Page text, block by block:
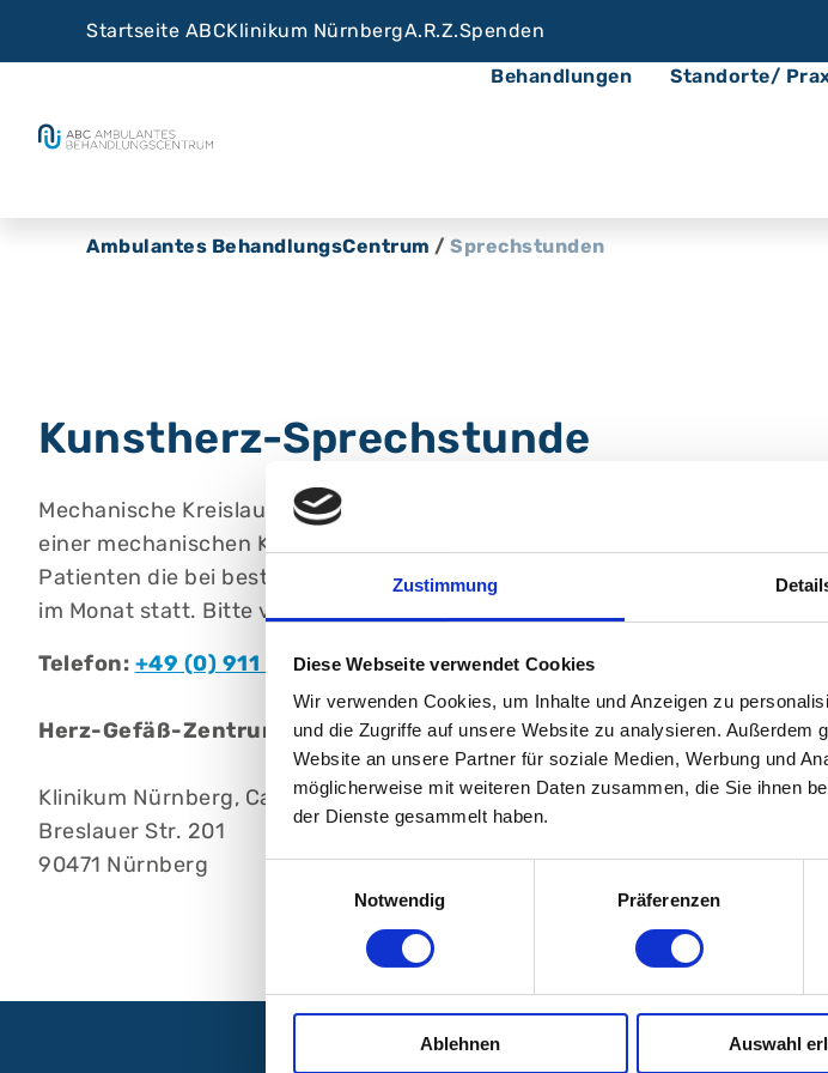
Zustimmung
Diese Webseite verwendet Cookies
Wir verwenden Cookies, um Inhalte und Anzeigen zu
und die Zugriffe auf unsere Website zu analysieren. Außerdem
Website an unsere Partner für soziale Medien, Werbung und
möglicherweise mit weiteren Daten zusammen, die Sie ihnen
der Dienste gesammelt haben.
Notwendig
Präferenzen
Ablehnen Auswahl
Startseite ABCKlinikum NürnbergA.R.Z.Spenden
Behandlungen
Standorte/
Ambulantes BehandlungsCentrum / Sprechstunden
Kunstherz-Sprechstunde
Mechanische Kreislaufunterstützung bei terminaler Herzinsuffizienz
einer mechanischen Kreislaufunterstützung linksventrikuläres
Patienten die bei bestehender Kunstherztherapie einen
im Monat statt. Bitte vereinbaren Sie einen Termin.
Telefon: +49 (0) 911 398-5763
Herz-Gefäß-Zentrum HGZ
Klinikum Nürnberg, Campus Süd
Breslauer Str. 201
90471 Nürnberg